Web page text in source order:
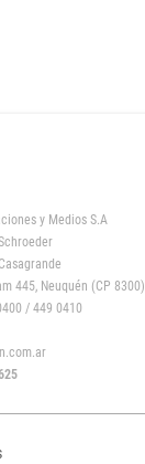
y Medios S.A
445, Neuquén (CP 8300)
/ 449 0410